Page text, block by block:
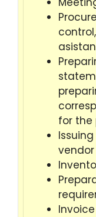
for the